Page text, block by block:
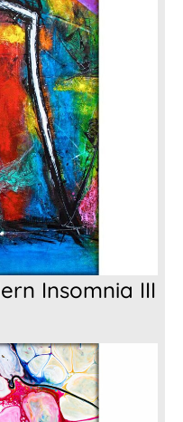
Insomnia III